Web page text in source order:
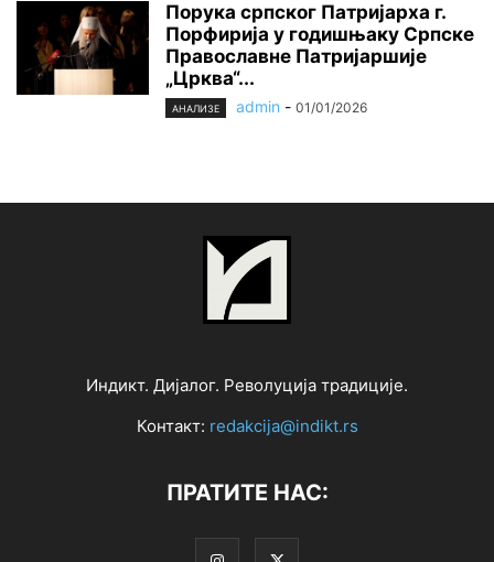
Порука српског Патријарха г.
Порфирија у годишњаку Српске
Православне Патријаршије
„Црква“...
АНАЛИЗЕ admin - 01/01/2026
Индикт. Дијалог. Револуција традиције.
Контакт: redakcija@indikt.rs
ПРАТИТЕ НАС: